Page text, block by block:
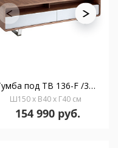
Тумба под ТВ 136-F /3046
Ш150 x В40 x Г40 см
154 990 руб.